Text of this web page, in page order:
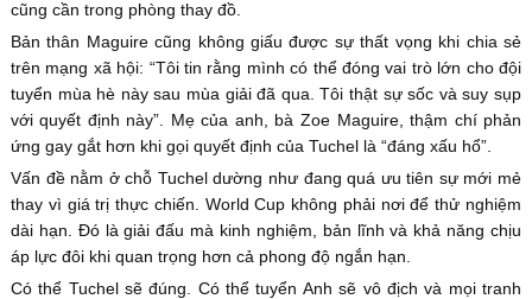
cũng cần trong phòng thay đồ.
Bản thân Maguire cũng không giấu được sự thất vọng khi chia sẻ
trên mạng xã hội: “Tôi tin rằng mình có thể đóng vai trò lớn cho đội
tuyển mùa hè này sau mùa giải đã qua. Tôi thật sự sốc và suy sụp
với quyết định này”. Mẹ của anh, bà Zoe Maguire, thậm chí phản
ứng gay gắt hơn khi gọi quyết định của Tuchel là “đáng xấu hổ”.
Vấn đề nằm ở chỗ Tuchel dường như đang quá ưu tiên sự mới mẻ
thay vì giá trị thực chiến. World Cup không phải nơi để thử nghiệm
dài hạn. Đó là giải đấu mà kinh nghiệm, bản lĩnh và khả năng chịu
áp lực đôi khi quan trọng hơn cả phong độ ngắn hạn.
Có thể Tuchel sẽ đúng. Có thể tuyển Anh sẽ vô địch và mọi tranh